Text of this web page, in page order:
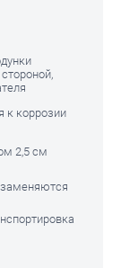
к коррозии
2,5 см
заменяются